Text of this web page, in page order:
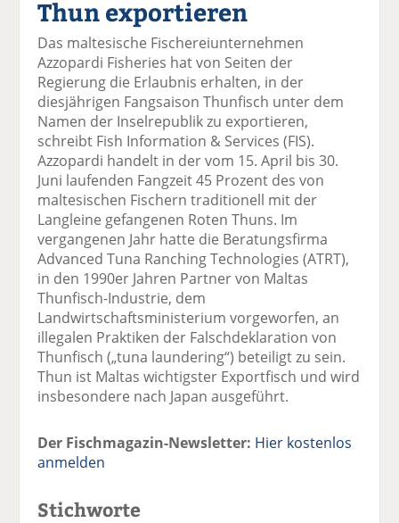
uf
F
ac
e
b
o
o
k
te
il
e
n
wi
tt
er
n k
di
n
te
il
n
ai
er
e
n
Thun exportieren
Das maltesische Fischereiunternehmen
Azzopardi Fisheries hat von Seiten der
Regierung die Erlaubnis erhalten, in der
diesjährigen Fangsaison Thunfisch unter dem
Namen der Inselrepublik zu exportieren,
schreibt Fish Information & Services (FIS).
Azzopardi handelt in der vom 15. April bis 30.
Juni laufenden Fangzeit 45 Prozent des von
maltesischen Fischern traditionell mit der
Langleine gefangenen Roten Thuns. Im
vergangenen Jahr hatte die Beratungsfirma
Advanced Tuna Ranching Technologies (ATRT),
in den 1990er Jahren Partner von Maltas
Thunfisch-Industrie, dem
Landwirtschaftsministerium vorgeworfen, an
illegalen Praktiken der Falschdeklaration von
Thunfisch („tuna laundering“) beteiligt zu sein.
Thun ist Maltas wichtigster Exportfisch und wird
insbesondere nach Japan ausgeführt.
Der Fischmagazin-Newsletter: Hier kostenlos
anmelden
Stichworte